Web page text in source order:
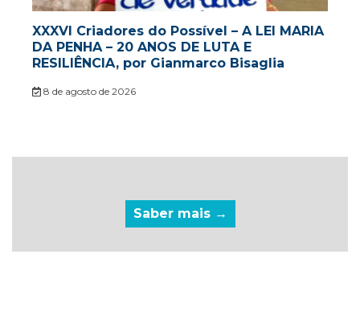
XXXVI Criadores do Possível – A LEI MARIA
DA PENHA – 20 ANOS DE LUTA E
RESILIÊNCIA, por Gianmarco Bisaglia
8 de agosto de 2026
Saber mais →